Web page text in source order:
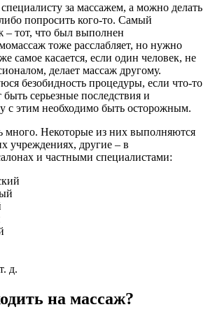
за массажем, а можно делать
попросить кого-то. Самый
– тот, что был выполнен
тоже расслабляет, но нужно
самое касается, если один человек, не
делает массаж другому.
безобидность процедуры, если что-то
быть серьезные последствия и
с этим необходимо быть осторожным.
много. Некоторые из них выполняются
учреждениях, другие – в
и частными специалистами:
д.
на массаж?